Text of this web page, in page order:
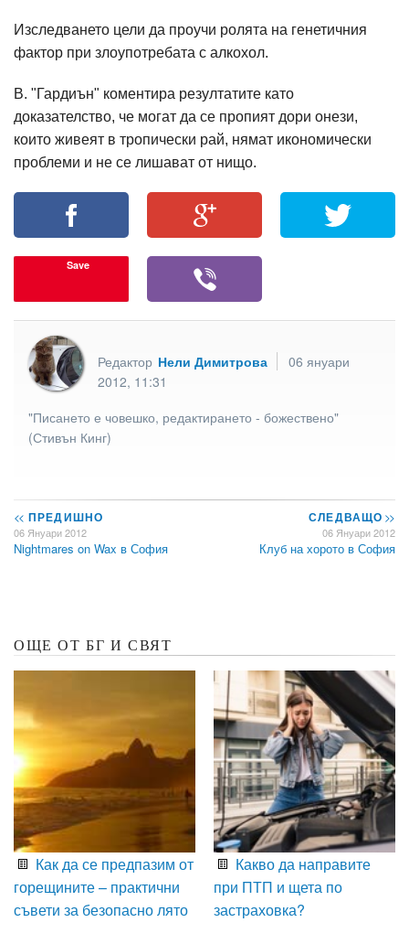
Изследването цели да проучи ролята на генетичния
фактор при злоупотребата с алкохол.
В. "Гардиън" коментира резултатите като
доказателство, че могат да се пропият дори онези,
които живеят в тропически рай, нямат икономически
проблеми и не се лишават от нищо.
Save
Редактор Нели Димитрова
06 януари
2012, 11:31
"Писането е човешко, редактирането - божествено"
(Стивън Кинг)
<< ПРЕДИШНО
06 Януари 2012
Nightmares on Wax в София
СЛЕДВАЩО>>
06 Януари 2012
Клуб на хорото в София
ОЩЕ ОТ БГ И СВЯТ
Как да се предпазим от
горещините – практични
съвети за безопасно лято
Какво да направите
при ПТП и щета по
застраховка?